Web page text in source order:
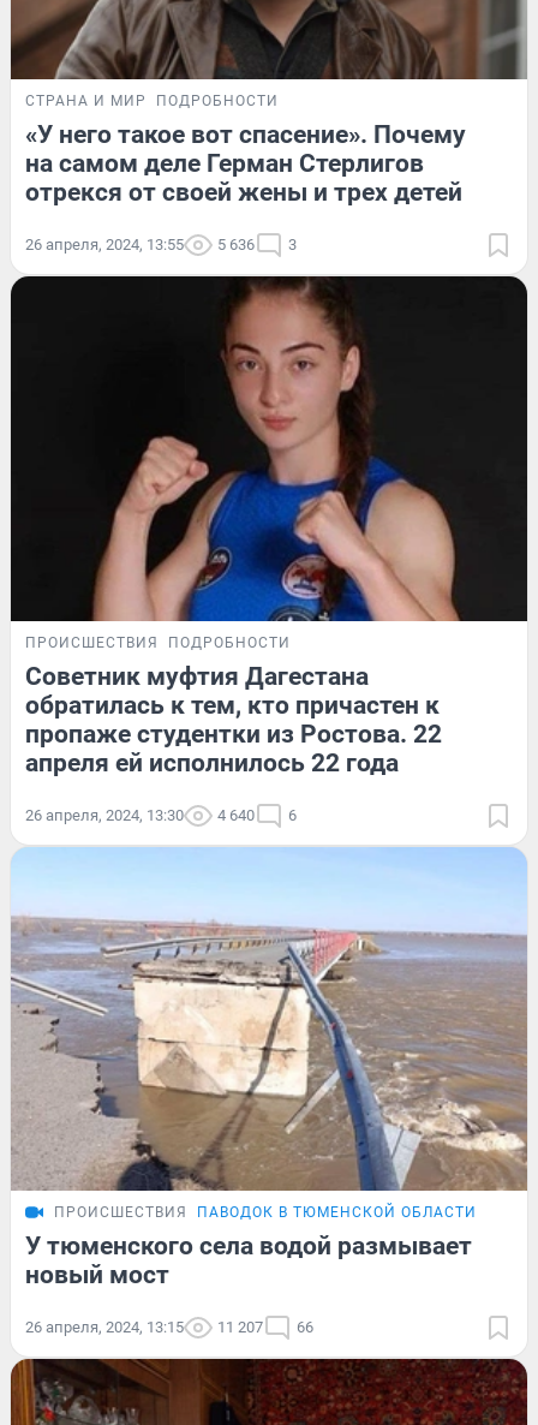
СТРАНА И МИР ПОДРОБНОСТИ
«У него такое вот спасение». Почему
на самом деле Герман Стерлигов
отрекся от своей жены и трех детей
26 апреля, 2024, 13:55 5 636 3
ПРОИСШЕСТВИЯ ПОДРОБНОСТИ
Советник муфтия Дагестана
обратилась к тем, кто причастен к
пропаже студентки из Ростова. 22
апреля ей исполнилось 22 года
26 апреля, 2024, 13:30 4 640 6
ПРОИСШЕСТВИЯ ПАВОДОК В ТЮМЕНСКОЙ ОБЛАСТИ
У тюменского села водой размывает
новый мост
26 апреля, 2024, 13:15 11 207 66